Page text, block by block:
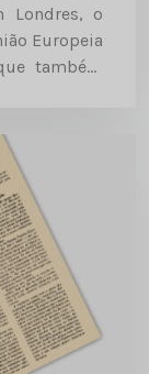
Londres, o
Europeia
também